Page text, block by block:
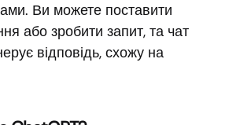
Ви можете поставити
або зробити запит, та чат
відповідь, схожу на